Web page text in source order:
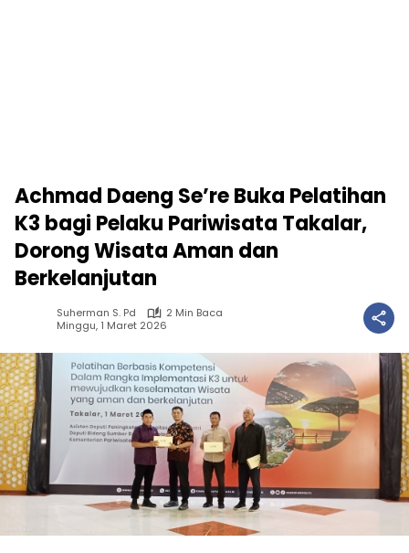
Achmad Daeng Se’re Buka Pelatihan
K3 bagi Pelaku Pariwisata Takalar,
Dorong Wisata Aman dan
Berkelanjutan
Suherman S. Pd
2 Min Baca
Minggu, 1 Maret 2026